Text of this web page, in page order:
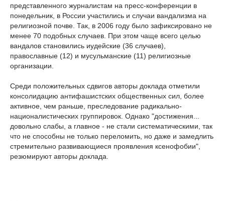
представленного журналистам на пресс-конференции в
понедельник, в России участились и случаи вандализма на
религиозной почве. Так, в 2006 году было зафиксировано не
менее 70 подобных случаев. При этом чаще всего целью
вандалов становились иудейские (36 случаев),
православные (12) и мусульманские (11) религиозные
организации.
Среди положительных сдвигов авторы доклада отметили
консолидацию антифашистских общественных сил, более
активное, чем раньше, преследование радикально-
националистических группировок. Однако "достижения...
довольно слабы, а главное - не стали систематическими, так
что не способны не только переломить, но даже и замедлить
стремительно развивающиеся проявления ксенофобии",
резюмируют авторы доклада.